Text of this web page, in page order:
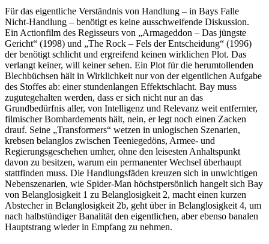
Für das eigentliche Verständnis von Handlung – in Bays Falle
Nicht-Handlung – benötigt es keine ausschweifende Diskussion.
Ein Actionfilm des Regisseurs von „Armageddon – Das jüngste
Gericht“ (1998) und „The Rock – Fels der Entscheidung“ (1996)
der benötigt schlicht und ergreifend keinen wirklichen Plot. Das
verlangt keiner, will keiner sehen. Ein Plot für die herumtollenden
Blechbüchsen hält in Wirklichkeit nur von der eigentlichen Aufgabe
des Stoffes ab: einer stundenlangen Effektschlacht. Bay muss
zugutegehalten werden, dass er sich nicht nur an das
Grundbedürfnis aller, von Intelligenz und Relevanz weit entfernter,
filmischer Bombardements hält, nein, er legt noch einen Zacken
drauf. Seine „Transformers“ wetzen in unlogischen Szenarien,
krebsen belanglos zwischen Teeniegedöns, Armee- und
Regierungsgeschehen umher, ohne den leisesten Anhaltspunkt
davon zu besitzen, warum ein permanenter Wechsel überhaupt
stattfinden muss. Die Handlungsfäden kreuzen sich in unwichtigen
Nebenszenarien, wie Spider-Man höchstpersönlich hangelt sich Bay
von Belanglosigkeit 1 zu Belanglosigkeit 2, macht einen kurzen
Abstecher in Belanglosigkeit 2b, geht über in Belanglosigkeit 4, um
nach halbstündiger Banalität den eigentlichen, aber ebenso banalen
Hauptstrang wieder in Empfang zu nehmen.